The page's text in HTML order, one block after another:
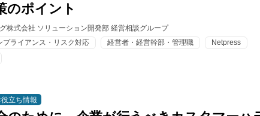
のポイント
株式会社 ソリューション開発部 経営相談グループ
プライアンス・リスク対応 経営者・経営幹部・管理職
Netpress
役立ち情報